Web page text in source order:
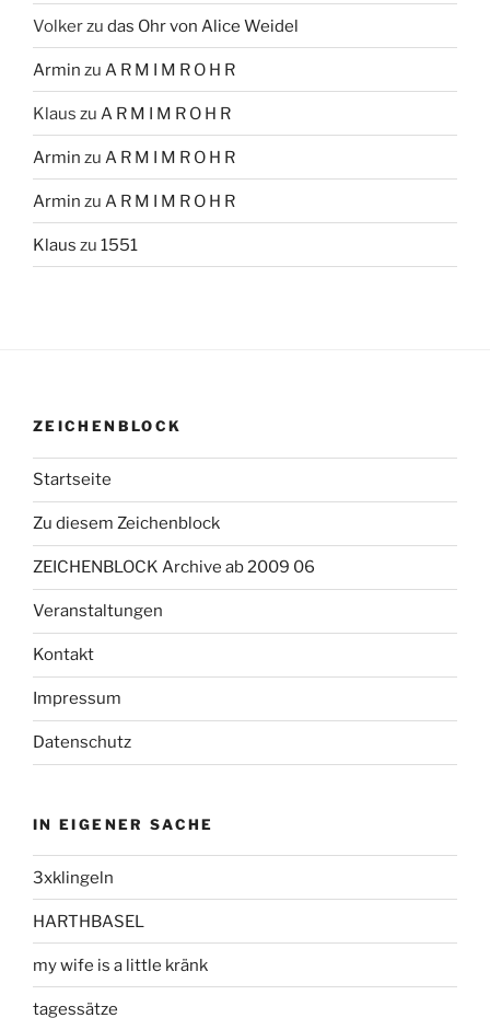
Volkerzu das Ohr von Alice Weidel
Armin zu A R M I M R O H R
Klaus zu A R M I M R O H R
Armin zu A R M I M R O H R
Armin zu A R M I M R O H R
Klaus zu 1551
ZEICHENBLOCK
Startseite
Zu diesem Zeichenblock
ZEICHENBLOCK Archive ab 2009 06
Veranstaltungen
Kontakt
Impressum
Datenschutz
IN EIGENER SACHE
3xklingeln
HARTHBASEL
my wife is a little kränk
tagessätze